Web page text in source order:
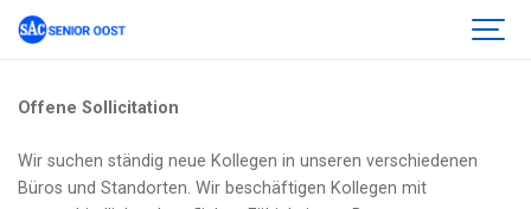
Offene Sollicitation
Wir suchen ständig neue Kollegen in unseren verschiedenen
Büros und Standorten. Wir beschäftigen Kollegen mit